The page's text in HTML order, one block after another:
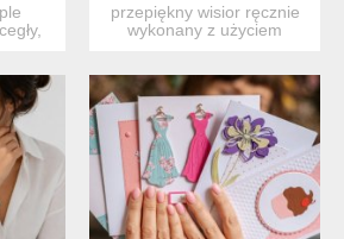
przepiękny wisior ręcznie
wykonany z użyciem